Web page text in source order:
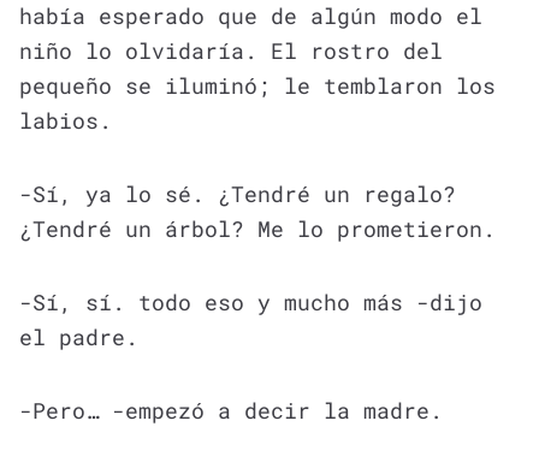
había esperado que de algún modo el
niño lo olvidaría. El rostro del
pequeño se iluminó; le temblaron los
labios.
-Sí, ya lo sé. ¿Tendré un regalo?
¿Tendré un árbol? Me lo prometieron.
-Sí, sí. todo eso y mucho más -dijo
el padre.
-Pero… -empezó a decir la madre.